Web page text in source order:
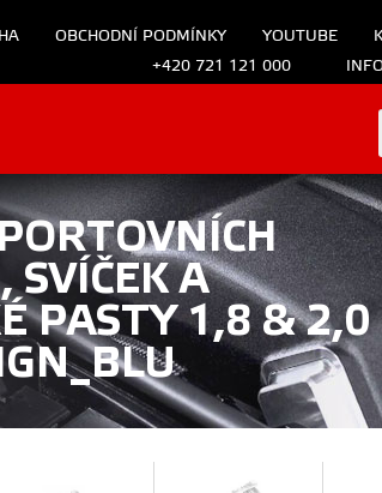
OBCHODNÍ PODMÍNKY YOUTUBE
+420 721 121 000
SVÍČEK A
PASTY 1,8 & 2,0